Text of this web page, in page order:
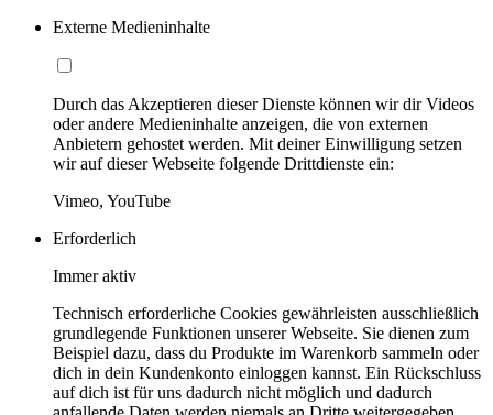
Externe Medieninhalte
Durch das Akzeptieren dieser Dienste können wir dir Videos
oder andere Medieninhalte anzeigen, die von externen
Anbietern gehostet werden. Mit deiner Einwilligung setzen
wir auf dieser Webseite folgende Drittdienste ein:
Vimeo, YouTube
Erforderlich
Immer aktiv
Technisch erforderliche Cookies gewährleisten ausschließlich
grundlegende Funktionen unserer Webseite. Sie dienen zum
Beispiel dazu, dass du Produkte im Warenkorb sammeln oder
dich in dein Kundenkonto einloggen kannst. Ein Rückschluss
auf dich ist für uns dadurch nicht möglich und dadurch